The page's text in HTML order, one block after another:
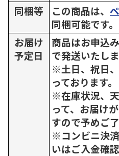
同梱等
この商品は、
同梱可能です。
お届け
予定日
商品はお申込
で発送いたしま
※土日、祝日
っております。
※在庫状況、
って、お届け
すので予めご
※コンビニ決
いはご入金確